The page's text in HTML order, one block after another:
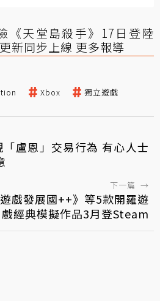
《天堂島殺手》17日登陸
新同步上線 更多報導
Xbox 獨立遊戲
「盧恩」交易行為 有心人士
下一篇 →
戲發展國++》等5款開羅遊
戲經典模擬作品3月登Steam